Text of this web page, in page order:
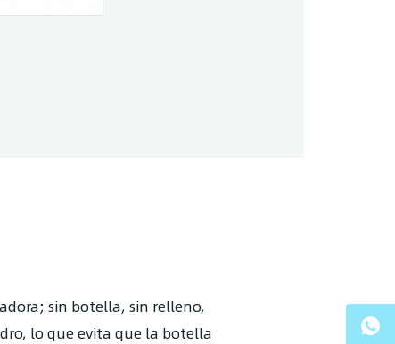
sin botella, sin relleno,
lo que evita que la botella